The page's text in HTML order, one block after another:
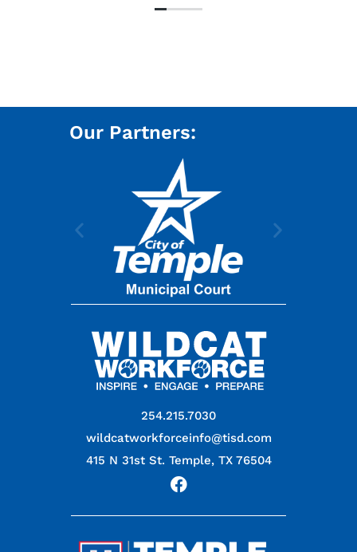
254.215.7030
wildcatworkforceinfo@tisd.com
415 N 31st St. Temple, TX 76504
Our Partners: